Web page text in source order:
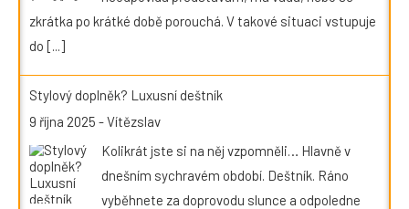
zkrátka po krátké době porouchá. V takové situaci vstupuje
do [...]
Stylový doplněk? Luxusní deštník
9 října 2025 -Vítězslav
Kolikrát jste si na něj vzpomněli… Hlavně v
dnešním sychravém období. Deštník. Ráno
vyběhnete za doprovodu slunce a odpoledne